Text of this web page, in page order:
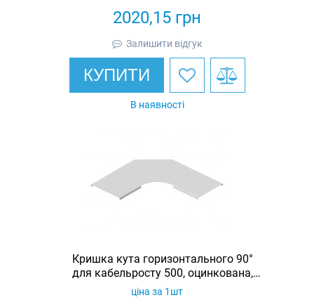
2020,15 грн
Залишити відгук
КУПИТИ
В наявності
Кришка кута горизонтального 90°
для кабельросту 500, оцинкована,
Ardic
ціна за 1шт